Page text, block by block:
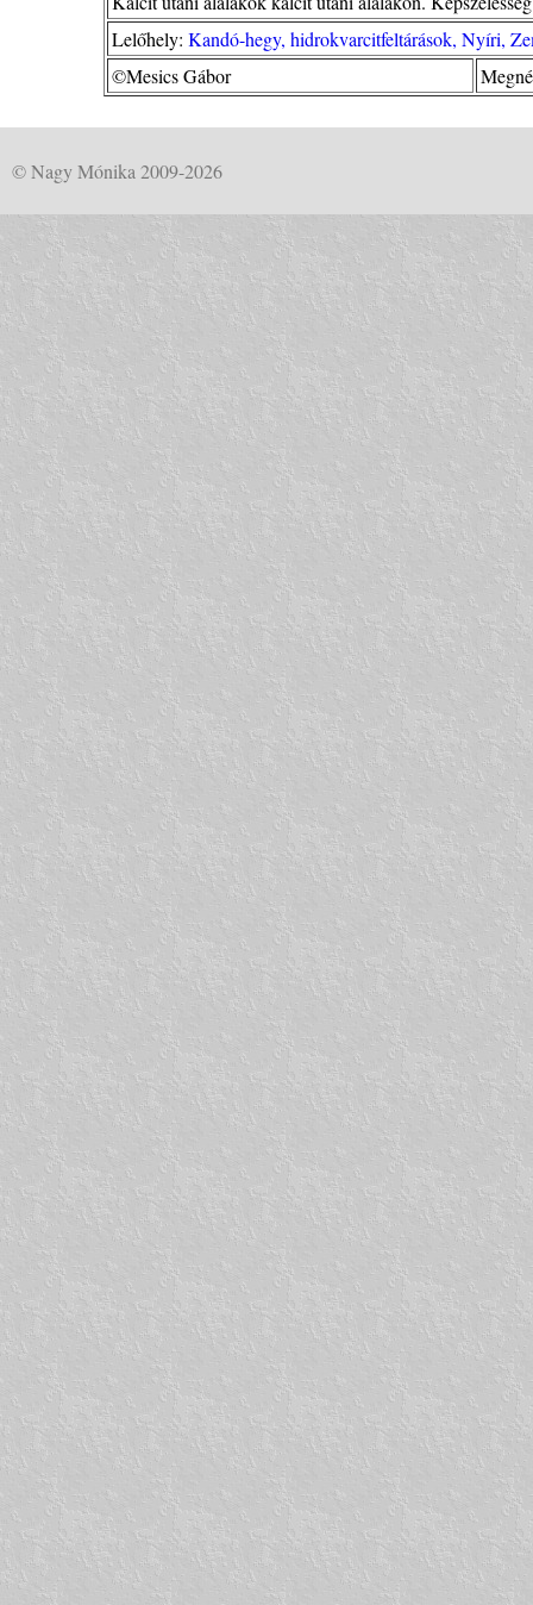
Lelőhely: Kandó-hegy, hidrokvarcitfeltárások, Nyíri,
©Mesics Gábor
© Nagy Mónika 2009-2026